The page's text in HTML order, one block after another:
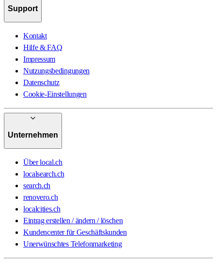
Support
Kontakt
Hilfe & FAQ
Impressum
Nutzungsbedingungen
Datenschutz
Cookie-Einstellungen
Unternehmen
Über local.ch
localsearch.ch
search.ch
renovero.ch
localcities.ch
Eintrag erstellen / ändern / löschen
Kundencenter für Geschäftskunden
Unerwünschtes Telefonmarketing